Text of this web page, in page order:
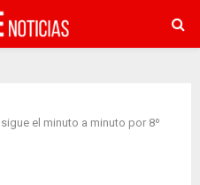
el minuto a minuto por 8º